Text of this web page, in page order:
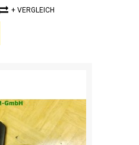
+ VERGLEICH